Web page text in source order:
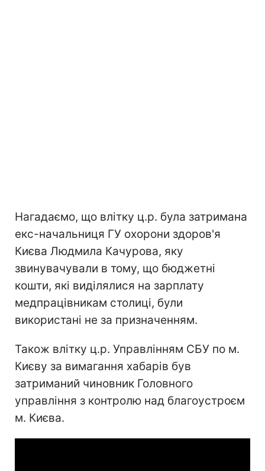
Нагадаємо, що влітку ц.р. була затримана
екс-начальниця ГУ охорони здоров'я
Києва Людмила Качурова, яку
звинувачували в тому, що бюджетні
кошти, які виділялися на зарплату
медпрацівникам столиці, були
використані не за призначенням.
Також влітку ц.р. Управлінням СБУ по м.
Києву за вимагання хабарів був
затриманий чиновник Головного
управління з контролю над благоустроєм
м. Києва.